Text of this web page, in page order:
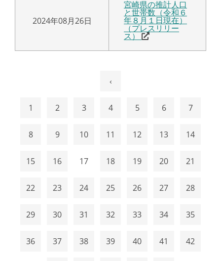
2024年08月26日
宮崎県の推計人口
と世帯数（令和６
年８月１日現在）
（プレスリリー
ス）
‹
1 2 3 4 5 6 7
8 9 10 11 12 13 14
15 16 17 18 19 20 21
22 23 24 25 26 27 28
29 30 31 32 33 34 35
36 37 38 39 40 41 42